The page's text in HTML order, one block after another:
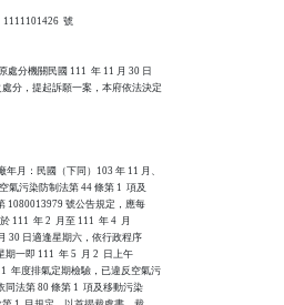
1111101426  號
分機關民國 111  年 11 月 30 日
分，提起訴願一案，本府依法決定
月：民國（下同）103 年 11 月、
氣污染防制法第 44 條第 1  項及
1080013979 號公告規定，應每
111  年 2  月至 111  年 4  月
30 日適逢星期六，依行政程序
一即 111  年 5  月 2  日上午
年度排氣定期檢驗，已違反空氣污
同法第 80 條第 1  項及移動污染